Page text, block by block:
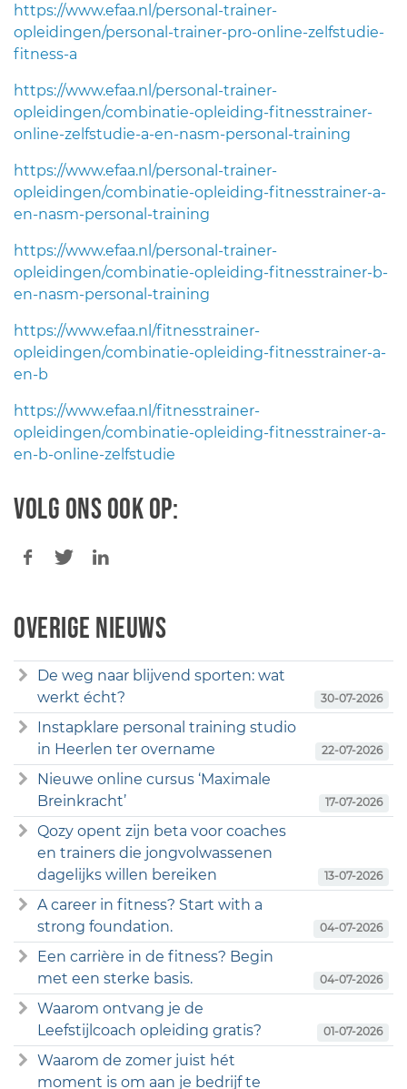
https://www.efaa.nl/personal-trainer-
opleidingen/personal-trainer-pro-online-zelfstudie-
fitness-a
https://www.efaa.nl/personal-trainer-
opleidingen/combinatie-opleiding-fitnesstrainer-
online-zelfstudie-a-en-nasm-personal-training
https://www.efaa.nl/personal-trainer-
opleidingen/combinatie-opleiding-fitnesstrainer-a-
en-nasm-personal-training
https://www.efaa.nl/personal-trainer-
opleidingen/combinatie-opleiding-fitnesstrainer-b-
en-nasm-personal-training
https://www.efaa.nl/fitnesstrainer-
opleidingen/combinatie-opleiding-fitnesstrainer-a-
en-b
https://www.efaa.nl/fitnesstrainer-
opleidingen/combinatie-opleiding-fitnesstrainer-a-
en-b-online-zelfstudie
Volg ons ook op:
Overige nieuws
De weg naar blijvend sporten: wat
werkt écht?
30-07-2026
Instapklare personal training studio
in Heerlen ter overname
22-07-2026
Nieuwe online cursus ‘Maximale
Breinkracht’
17-07-2026
Qozy opent zijn beta voor coaches
en trainers die jongvolwassenen
dagelijks willen bereiken
13-07-2026
A career in fitness? Start with a
strong foundation.
04-07-2026
Een carrière in de fitness? Begin
met een sterke basis.
04-07-2026
Waarom ontvang je de
Leefstijlcoach opleiding gratis?
01-07-2026
Waarom de zomer juist hét
moment is om aan je bedrijf te